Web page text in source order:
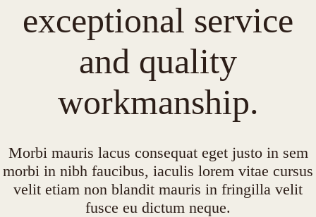
exceptional service
and quality
workmanship.
Morbi mauris lacus consequat eget justo in sem
morbi in nibh faucibus, iaculis lorem vitae cursus
velit etiam non blandit mauris in fringilla velit
fusce eu dictum neque.